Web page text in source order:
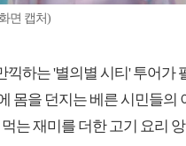
면 캡처)
하는 '별의별 시티' 투어가
몸을 던지는 베른 시민들의
는 재미를 더한 고기 요리